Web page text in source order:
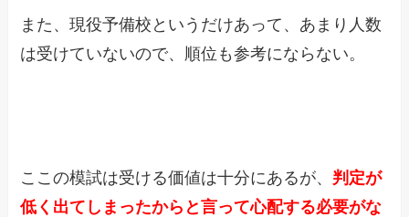
また、現役予備校というだけあって、あまり人数
は受けていないので、順位も参考にならない。
ここの模試は受ける価値は十分にあるが、 判定が
低く出てしまったからと言って心配する必要がな